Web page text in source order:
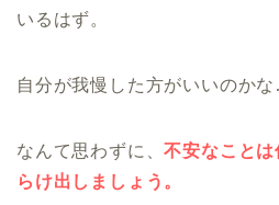
いるはず。
自分が我慢した方がいいのか
なんて思わずに、不安なことは
らけ出しましょう。